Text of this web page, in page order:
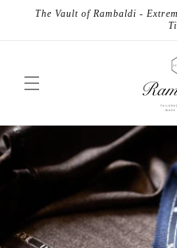
ンツに
The Vault of Rambaldi -